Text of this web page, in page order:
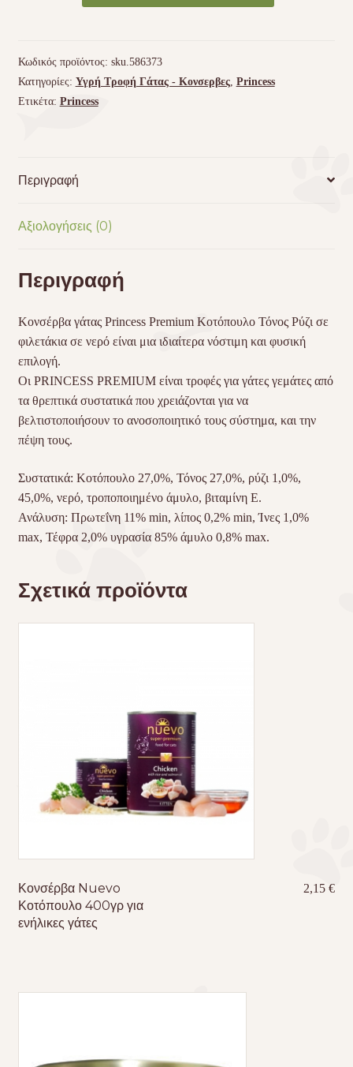
Τόνος
Ρύζι
Φιλετάκια
Κωδικός προϊόντος: sku.586373
Κατηγορίες: Υγρή Τροφή Γάτας - Kονσερβες, Princess
Ετικέτα: Princess
Περιγραφή
Αξιολογήσεις (0)
Περιγραφή
Κονσέρβα γάτας Princess Premium Κοτόπουλο Τόνος Ρύζι σε
φιλετάκια σε νερό είναι μια ιδιαίτερα νόστιμη και φυσική
επιλογή.
ΟιPRINCESS PREMIUMείναι τροφές για γάτες γεμάτες από
τα θρεπτικά συστατικά που χρειάζονται για να
βελτιστοποιήσουν το ανοσοποιητικό τους σύστημα, και την
πέψη τους.
Συστατικά: Κοτόπουλο 27,0%, Τόνος 27,0%, ρύζι 1,0%,
45,0%, νερό, τροποποιημένο άμυλο, βιταμίνη Ε.
Ανάλυση: Πρωτεΐνη 11% min, λίπος 0,2% min, Ίνες 1,0%
max, Τέφρα 2,0% υγρασία 85% άμυλο 0,8% max.
Σχετικά προϊόντα
Κονσέρβα Nuevo
Κοτόπουλο 400γρ για
ενήλικες γάτες
2,15€